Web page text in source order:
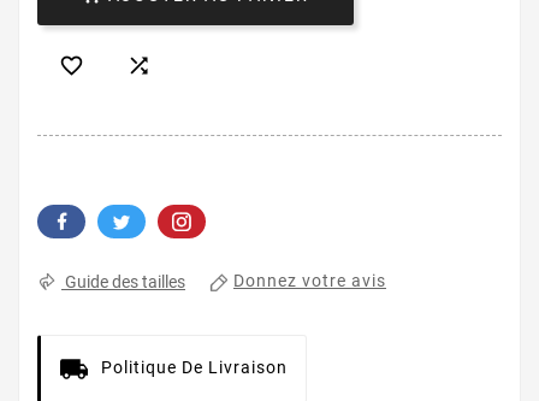
 
Guide des tailles Donnez votre avis
Politique De Livraison